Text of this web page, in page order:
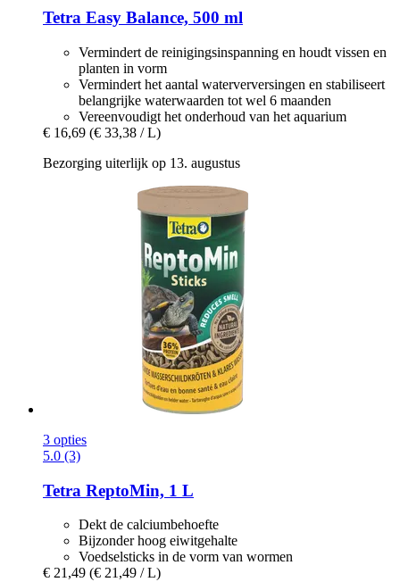
Tetra Easy Balance, 500 ml
Vermindert de reinigingsinspanning en houdt vissen en
planten in vorm
Vermindert het aantal waterverversingen en stabiliseert
belangrijke waterwaarden tot wel 6 maanden
Vereenvoudigt het onderhoud van het aquarium
€ 16,69 (€ 33,38 / L)
Bezorging uiterlijk op 13. augustus
3 opties
5.0 (3)
Tetra ReptoMin, 1 L
Dekt de calciumbehoefte
Bijzonder hoog eiwitgehalte
Voedselsticks in de vorm van wormen
€ 21,49 (€ 21,49 / L)